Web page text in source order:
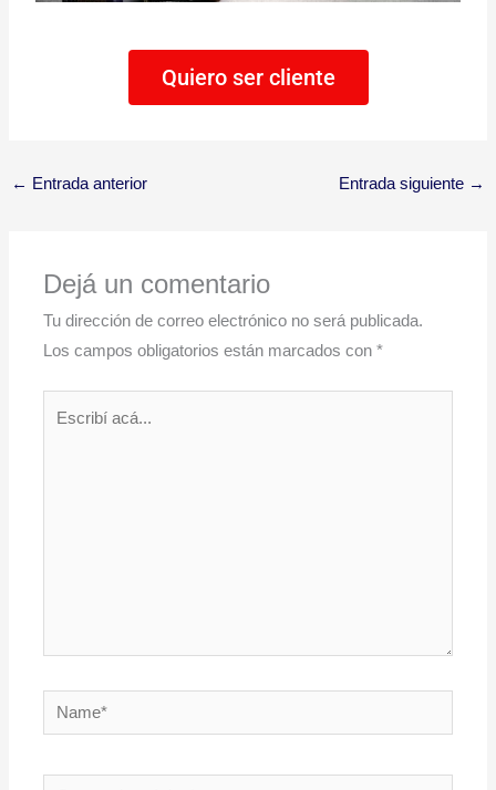
Quiero ser cliente
← Entrada anterior Entrada siguiente →
Dejá un comentario
Tu dirección de correo electrónico no será publicada.
Los campos obligatorios están marcados con*
Name*